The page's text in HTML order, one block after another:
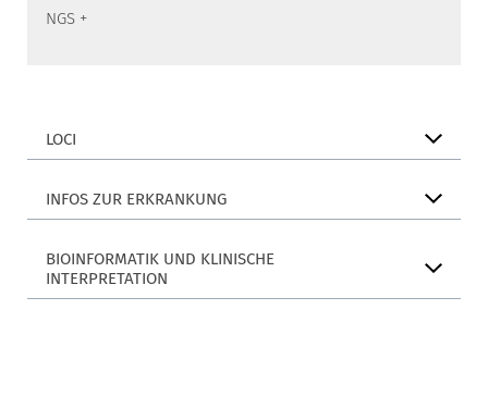
NGS +
LOCI
INFOS ZUR ERKRANKUNG
BIOINFORMATIK UND KLINISCHE
INTERPRETATION